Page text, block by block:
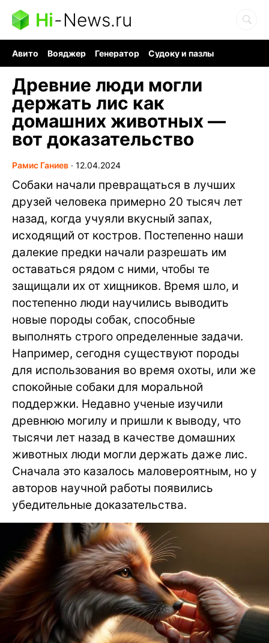
Hi-News.ru
Авито Вояджер Генератор
Судоку и пазлы
Древние люди могли
держать лис как
домашних животных —
вот доказательство
Рамис Ганиев ∙ 12.04.2024
Собаки начали превращаться в лучших
друзей человека примерно 20 тысяч лет
назад, когда учуяли вкусный запах,
исходящий от костров. Постепенно наши
далекие предки начали разрешать им
оставаться рядом с ними, чтобы те
защищали их от хищников. Время шло, и
постепенно люди научились выводить
новые породы собак, способные
выполнять строго определенные задачи.
Например, сегодня существуют породы
для использования во время охоты, или же
спокойные собаки для моральной
поддержки. Недавно ученые изучили
древнюю могилу и пришли к выводу, что
тысячи лет назад в качестве домашних
животных люди могли держать даже лис.
Сначала это казалось маловероятным, но у
авторов научной работы появились
убедительные доказательства.